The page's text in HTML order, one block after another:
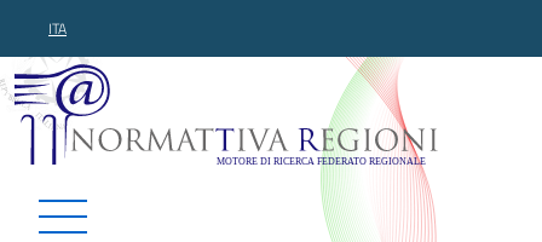
ITA
Normattiva Regioni -